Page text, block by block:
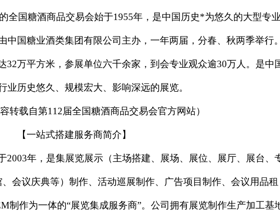
全国糖酒商品交易会始于1955年，是中国历史*为悠久的大型专业
中国糖业酒类集团有限公司主办，一年两届，分春、秋两季举行。
32万平方米，参展单位六千余家，到会专业观众逾30万人。是中
业历史悠久、规模宏大、影响深远的展览。
转载自第11 2届全国糖酒商品交易会官方网站）
【一站式搭建服务商简介】
2003年，是集展览展示（主场搭建、展场、展位、展厅、展台、
会议庆典等）制作、活动巡展制作、广告项目制作、会议用品租
制作为一体的“展览集成服务商”。公司拥有展览制作生产加工基